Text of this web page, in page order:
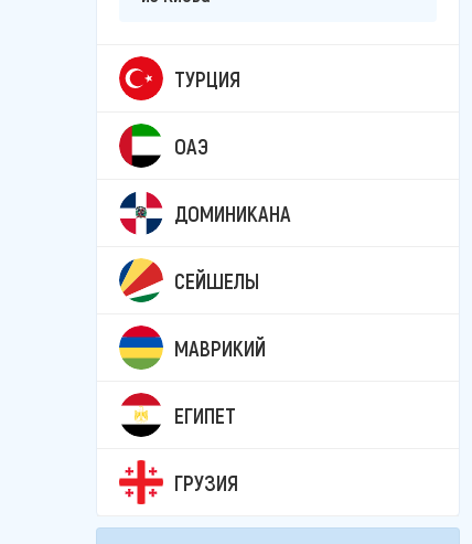
ТУРЦИЯ
ОАЭ
ДОМИНИКАНА
СЕЙШЕЛЫ
МАВРИКИЙ
ЕГИПЕТ
ГРУЗИЯ